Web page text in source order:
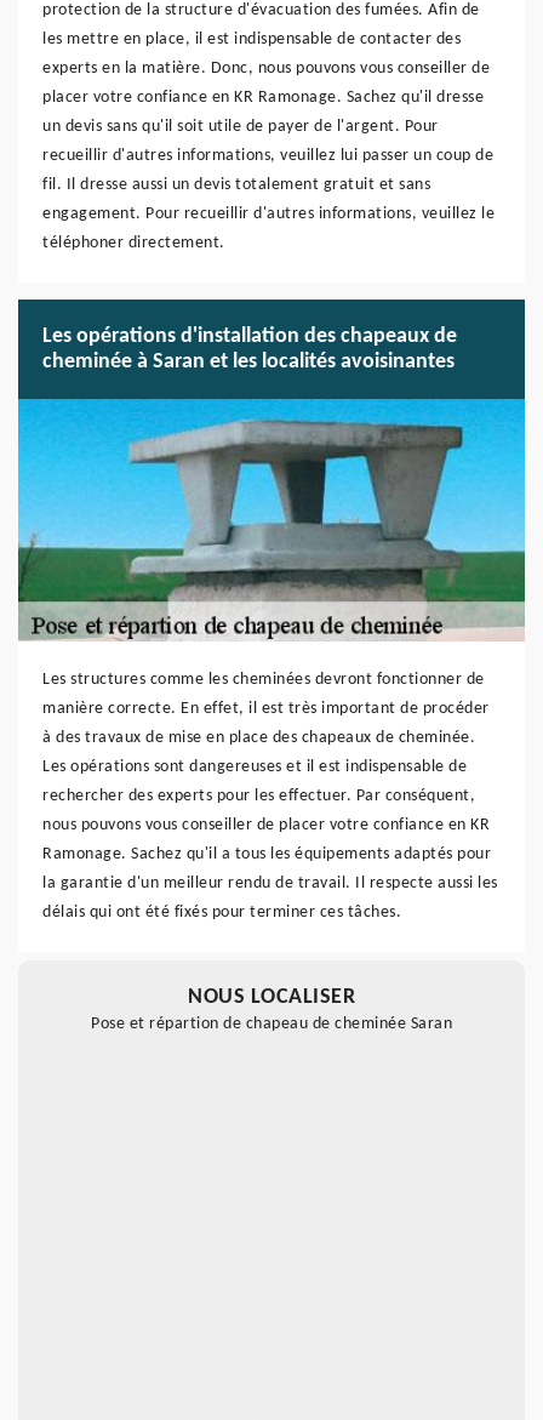
protection de la structure d'évacuation des fumées. Afin de
les mettre en place, il est indispensable de contacter des
experts en la matière. Donc, nous pouvons vous conseiller de
placer votre confiance en KR Ramonage. Sachez qu'il dresse
un devis sans qu'il soit utile de payer de l'argent. Pour
recueillir d'autres informations, veuillez lui passer un coup de
fil. Il dresse aussi un devis totalement gratuit et sans
engagement. Pour recueillir d'autres informations, veuillez le
téléphoner directement.
Les opérations d'installation des chapeaux de
cheminée à Saran et les localités avoisinantes
Les structures comme les cheminées devront fonctionner de
manière correcte. En effet, il est très important de procéder
à des travaux de mise en place des chapeaux de cheminée.
Les opérations sont dangereuses et il est indispensable de
rechercher des experts pour les effectuer. Par conséquent,
nous pouvons vous conseiller de placer votre confiance en KR
Ramonage. Sachez qu'il a tous les équipements adaptés pour
la garantie d'un meilleur rendu de travail. Il respecte aussi les
délais qui ont été fixés pour terminer ces tâches.
NOUS LOCALISER
Pose et répartion de chapeau de cheminée Saran